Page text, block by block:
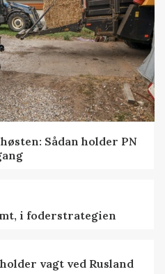
Sådan holder PN
i foderstrategien
vagt ved Rusland